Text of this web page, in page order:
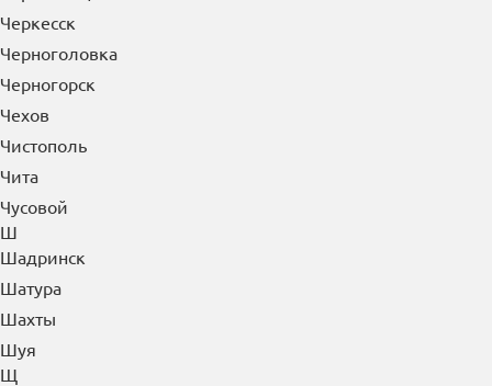
Черкесск
Черноголовка
Черногорск
Чехов
Чистополь
Чита
Чусовой
Ш
Шадринск
Шатура
Шахты
Шуя
Щ